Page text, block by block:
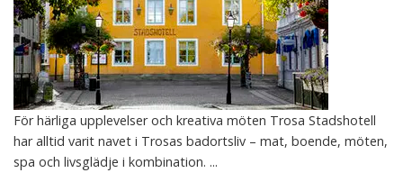
För härliga upplevelser och kreativa möten Trosa Stadshotell
har alltid varit navet i Trosas badortsliv – mat, boende, möten,
spa och livsglädje i kombination. ...